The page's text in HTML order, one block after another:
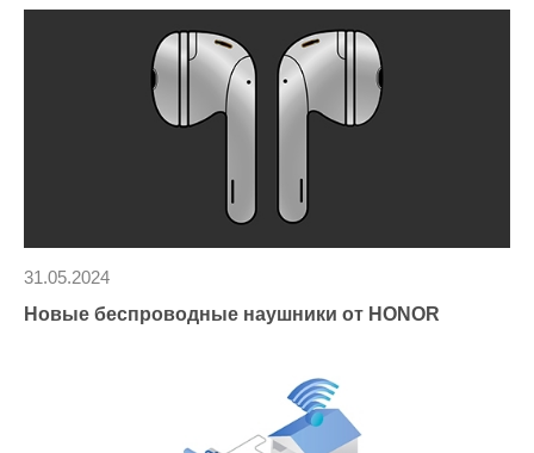
Новые беспроводные наушники от HONOR
31.05.2024